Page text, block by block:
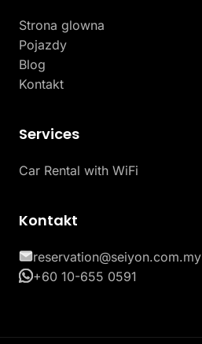
Services
Car Rental with WiFi
Strona glowna
Pojazdy
Blog
Kontakt
Kontakt
reservation@seiyon.com.my
+60 10-655 0591